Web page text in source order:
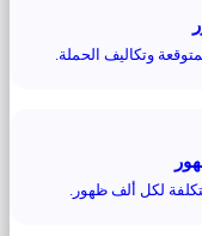
وتكاليف الحملة.
لكل ألف ظهور.